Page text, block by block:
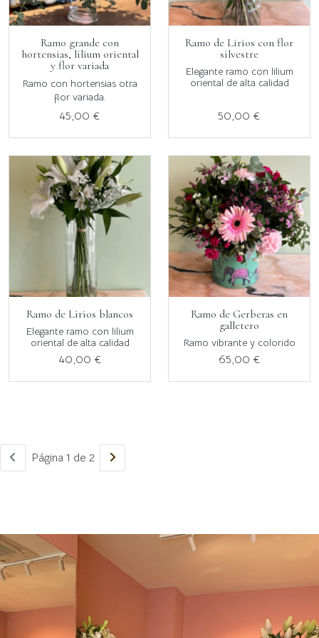
Ramo grande con
hortensias, lilium oriental
y flor variada
Ramo con hortensias otra
flor variada.
45,00 €
Ramo de Lirios con flor
silvestre
Elegante ramo con lilium
oriental de alta calidad
50,00 €
Ramo de Lirios blancos
Elegante ramo con lilium
oriental de alta calidad
40,00 €
Ramo de Gerberas en
galletero
Ramo vibrante y colorido
65,00 €
Página 1 de 2